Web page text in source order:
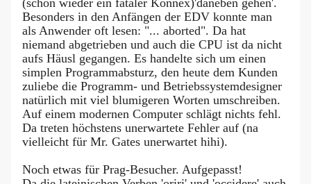
(schon wieder ein fataler Konnex)'daneben gehen'.
Besonders in den Anfängen der EDV konnte man
als Anwender oft lesen: "... aborted". Da hat
niemand abgetrieben und auch die CPU ist da nicht
aufs Häusl gegangen. Es handelte sich um einen
simplen Programmabsturz, den heute dem Kunden
zuliebe die Programm- und Betriebssystemdesigner
natürlich mit viel blumigeren Worten umschreiben.
Auf einem modernen Computer schlägt nichts fehl.
Da treten höchstens unerwartete Fehler auf (na
vielleicht für Mr. Gates unerwartet hihi).
Noch etwas für Prag-Besucher. Aufgepasst!